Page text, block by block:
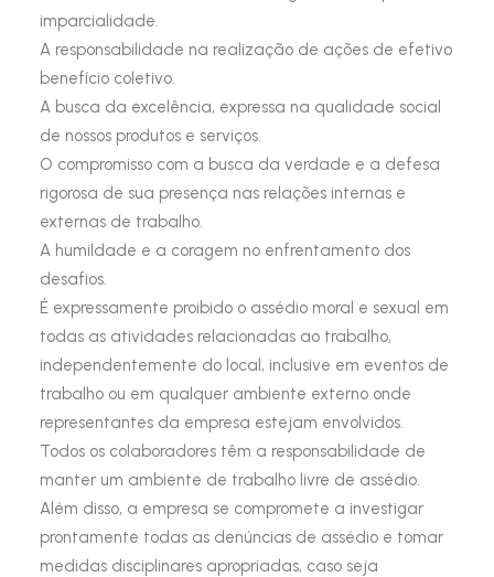
imparcialidade.
A responsabilidade na realização de ações de efetivo
benefício coletivo.
A busca da excelência, expressa na qualidade social
de nossos produtos e serviços.
O compromisso com a busca da verdade e a defesa
rigorosa de sua presença nas relações internas e
externas de trabalho.
A humildade e a coragem no enfrentamento dos
desafios.
É expressamente proibido o assédio moral e sexual em
todas as atividades relacionadas ao trabalho,
independentemente do local, inclusive em eventos de
trabalho ou em qualquer ambiente externo onde
representantes da empresa estejam envolvidos.
Todos os colaboradores têm a responsabilidade de
manter um ambiente de trabalho livre de assédio.
Além disso, a empresa se compromete a investigar
prontamente todas as denúncias de assédio e tomar
medidas disciplinares apropriadas, caso seja